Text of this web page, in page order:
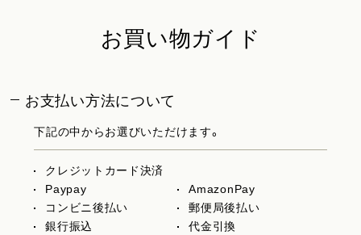
お買い物ガイド
お支払い方法について
下記の中からお選びいただけます。
クレジットカード決済
Paypay
AmazonPay
コンビニ後払い
郵便局後払い
銀行振込
代金引換